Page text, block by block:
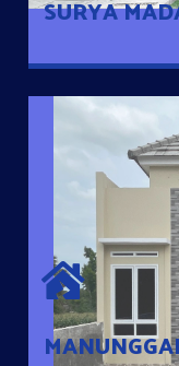
SURYA
Cluster
mini dan
dengan pusat